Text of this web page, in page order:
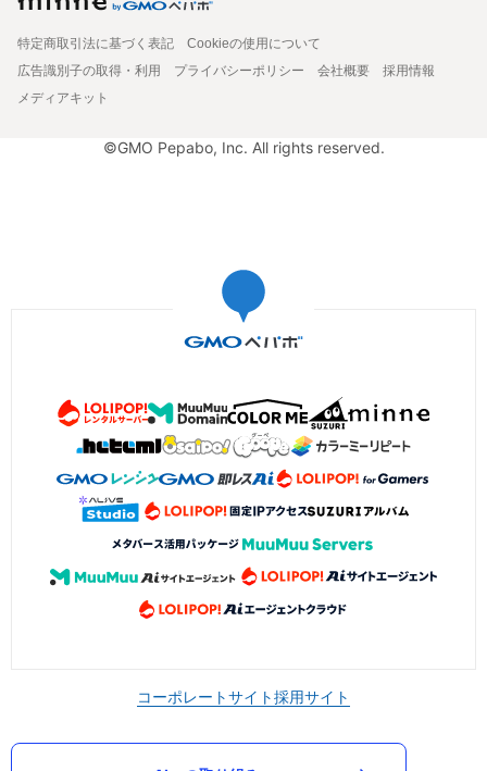
特定商取引法に基づく表記
Cookieの使用について
広告識別子の取得・利用
プライバシーポリシー 会社概要
採用情報
メディアキット
©GMO Pepabo, Inc. All rights reserved.
コーポレートサイト採用サイト